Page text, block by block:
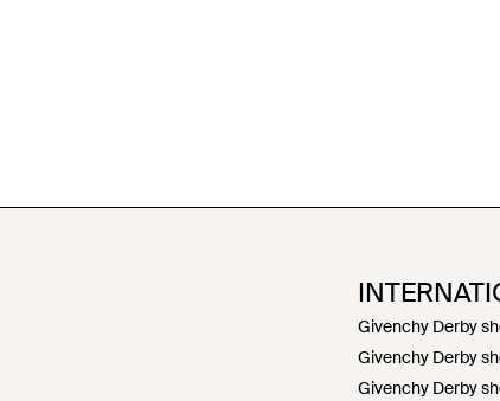
Givenchy Derby
Givenchy Derby
Givenchy Derby